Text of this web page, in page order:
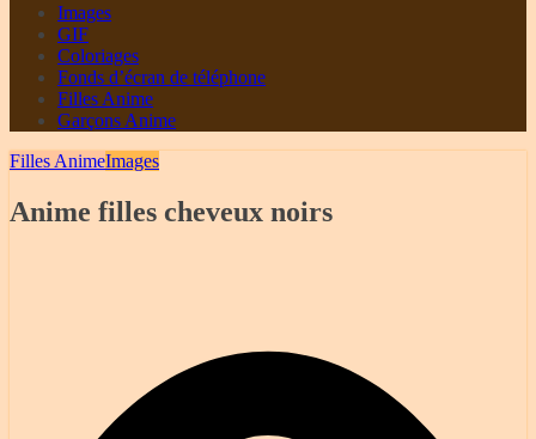
Images
GIF
Coloriages
Fonds d’écran de téléphone
Filles Anime
Garçons Anime
Filles AnimeImages
Anime filles cheveux noirs